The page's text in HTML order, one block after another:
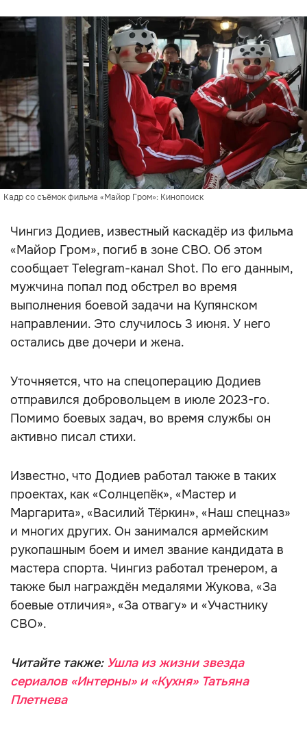
Кадр со съёмок фильма «Майор Гром»: Кинопоиск
Чингиз Додиев, известный каскадёр из фильма
«Майор Гром», погиб в зоне СВО. Об этом
сообщает Telegram-канал Shot. По его данным,
мужчина попал под обстрел во время
выполнения боевой задачи на Купянском
направлении. Это случилось 3 июня. У него
остались две дочери и жена.
Уточняется, что на спецоперацию Додиев
отправился добровольцем в июле 2023-го.
Помимо боевых задач, во время службы он
активно писал стихи.
Известно, что Додиев работал также в таких
проектах, как «Солнцепёк», «Мастер и
Маргарита», «Василий Тёркин», «Наш спецназ»
и многих других. Он занимался армейским
рукопашным боем и имел звание кандидата в
мастера спорта. Чингиз работал тренером, а
также был награждён медалями Жукова, «За
боевые отличия», «За отвагу» и «Участнику
СВО».
Читайте также: Ушла из жизни звезда
сериалов «Интерны» и «Кухня» Татьяна
Плетнева